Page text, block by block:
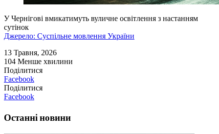
У Чернігові вмикатимуть вуличне освітлення з настанням
сутінок
Джерело: Суспільне мовлення України
13 Травня, 2026
104 Менше хвилини
Поділитися
Facebook
Поділитися
Facebook
Останні новини